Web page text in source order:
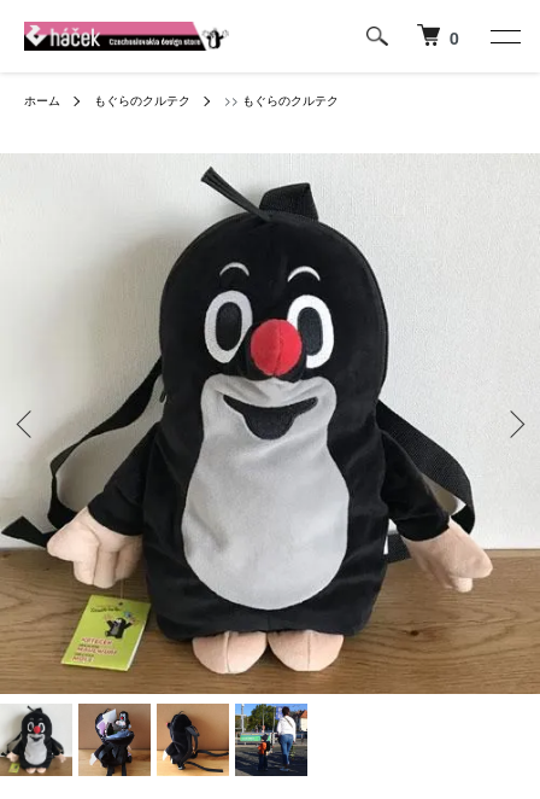
0
ホーム もぐらのクルテク >> もぐらのクルテク